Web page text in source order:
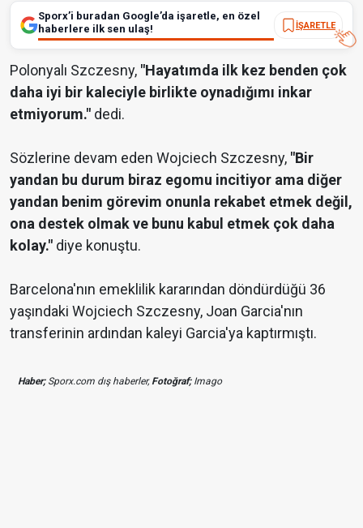
Sporx’i buradan Google’da işaretle, en özel
haberlere ilk sen ulaş!
İŞARETLE
Polonyalı Szczesny, "Hayatımda ilk kez benden çok
daha iyi bir kaleciyle birlikte oynadığımı inkar
etmiyorum." dedi.
Sözlerine devam eden Wojciech Szczesny, "Bir
yandan bu durum biraz egomu incitiyor ama diğer
yandan benim görevim onunla rekabet etmek değil,
ona destek olmak ve bunu kabul etmek çok daha
kolay." diye konuştu.
Barcelona'nın emeklilik kararından döndürdüğü 36
yaşındaki Wojciech Szczesny, Joan Garcia'nın
transferinin ardından kaleyi Garcia'ya kaptırmıştı.
Haber;Sporx.com dış haberler,Fotoğraf;Imago